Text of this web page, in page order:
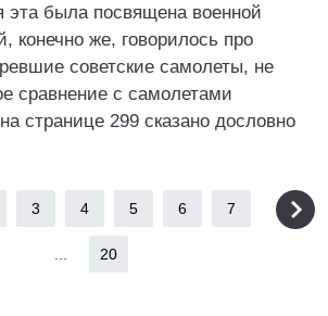
эта была посвящена военной
конечно же, говорилось про
советские самолеты, не
сравнение с самолетами
странице 299 сказано дословно
3 4 5 6 7
20